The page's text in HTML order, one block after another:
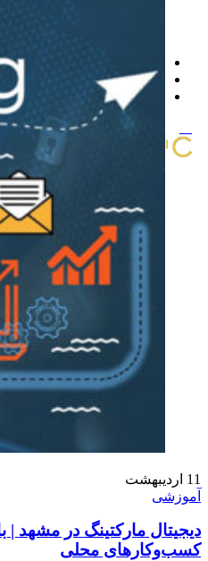
اخبار و مقالات
مشاوره و استعلام قیمت
11 اردیبهشت
آموزشی
دیجیتال مارکتینگ در مشهد |
کسب‌وکارهای محلی